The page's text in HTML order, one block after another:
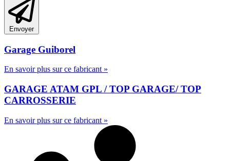
Envoyer
Garage Guiborel
En savoir plus sur ce fabricant »
GARAGE ATAM GPL / TOP GARAGE/ TOP
CARROSSERIE
En savoir plus sur ce fabricant »